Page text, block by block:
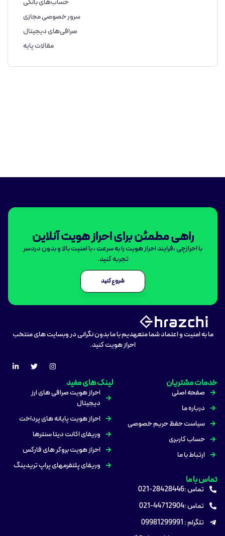
حساب‌های بانکی
سرور خصوصی مجازی
صرافی‌های دیجیتال
مقالات پایه
راهی مطمئن برای احراز هویت آنلاین
با احرازچی ،فرایند احراز هویت را به سرعت ، با امنیت بالا و بدون دردسر
تجربه کنید.
شروع کنید
ما به امنیت و اعتماد شما متعهدیم با ما بدون نگرانی در وبسایت های منتخب
احراز هویت کنید.
خدمات مشتریان
صفحه اصلی
درباره ما
سیاست حفظ حریم خصوصی
حساب کاربری
ارتباط با ما
لینک های مفید
احراز هویت صرافی های ارز
دیجیتال
احراز هویت پایانه های پرداخت
وریفای اکانت دیتا سنترها
احراز هویت بروکر های فارکس
وریفای پلتفرمهای پراپ تریدینگ
تماس با ما
تماس :28428446-021
تماس :44712904-021
تلگرام : 09981299991